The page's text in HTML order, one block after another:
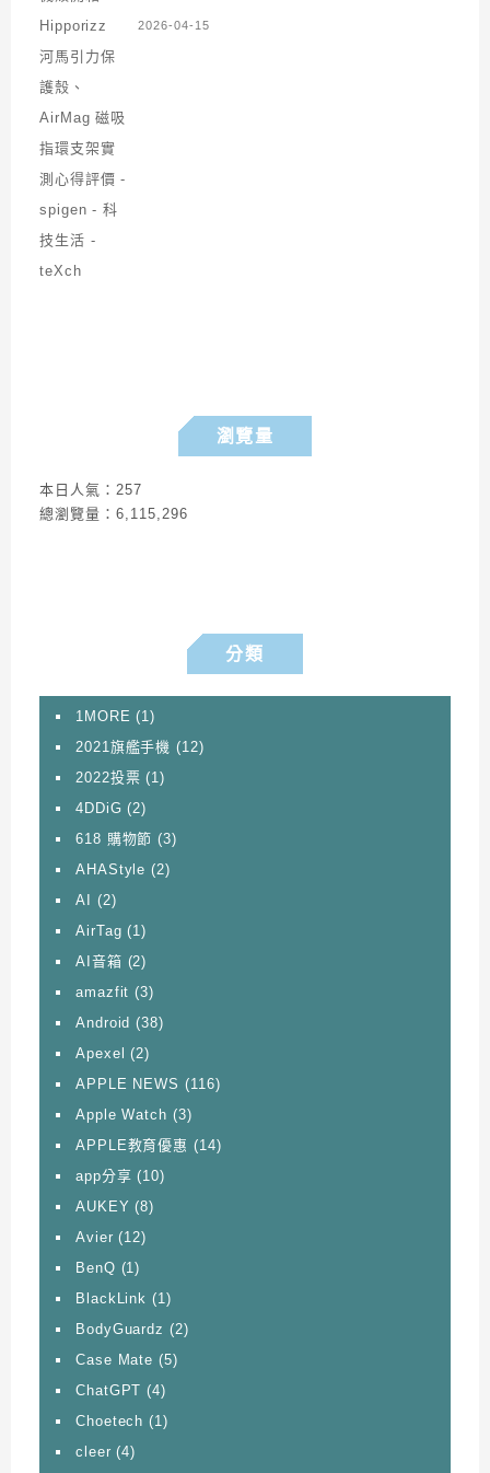
2026-04-15
瀏覽量
本日人氣：257
總瀏覽量：6,115,296
分類
1MORE (1)
2021旗艦手機 (12)
2022投票 (1)
4DDiG (2)
618 購物節 (3)
AHAStyle (2)
AI
(2)
AirTag (1)
AI音箱 (2)
amazfit (3)
Android (38)
Apexel (2)
APPLE NEWS (116)
Apple Watch (3)
APPLE教育優惠 (14)
app分享 (10)
AUKEY (8)
Avier (12)
BenQ (1)
BlackLink (1)
BodyGuardz (2)
Case Mate (5)
ChatGPT (4)
Choetech (1)
cleer (4)